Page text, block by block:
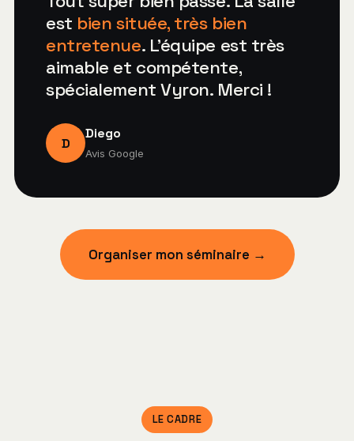
est bien située, très bien
entretenue. L'équipe est très
aimable et compétente,
spécialement Vyron. Merci !
D
Diego
Avis Google
Organiser mon séminaire →
LE CADRE